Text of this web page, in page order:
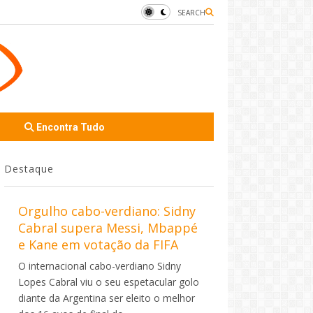
SEARCH
Encontra Tudo
Destaque
Orgulho cabo-verdiano: Sidny
Cabral supera Messi, Mbappé
e Kane em votação da FIFA
O internacional cabo-verdiano Sidny
Lopes Cabral viu o seu espetacular golo
diante da Argentina ser eleito o melhor